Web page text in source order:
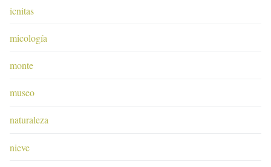
icnitas
micología
monte
museo
naturaleza
nieve